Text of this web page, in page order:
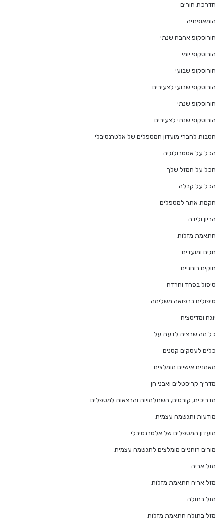
הדרכת הורים
הומאופתיה
הורוסקופ אהבה שנתי
הורוסקופ יומי
הורוסקופ שבועי
הורוסקופ שבועי לצעירים
הורוסקופ שנתי
הורוסקופ שנתי לצעירים
הטבות לחברי מועדון המטפלים של אלטרנטיבלי
הכל על אסטרולוגיה
הכל על המזל שלך
הכל על קבלה
הקמת אתר למטפלים
הריון ולידה
התאמת מזלות
חגים ומועדים
חוקים רוחניים
טיפול בפחד וחרדה
טיפולים ברפואה משלימה
יוגה ומדיטציה
כל מה שרצית לדעת על…
כלים לעסקים קטנים
מאמנים אישיים מומלצים
מדריך קריסטלים ואבני חן
מדריכים, קורסים, השתלמויות והרצאות למטפלים
מודעות והגשמה עצמית
מועדון המטפלים של אלטרנטיבלי
מורים רוחניים מומלצים להגשמה עצמית
מזל אריה
מזל אריה התאמת מזלות
מזל בתולה
מזל בתולה התאמת מזלות